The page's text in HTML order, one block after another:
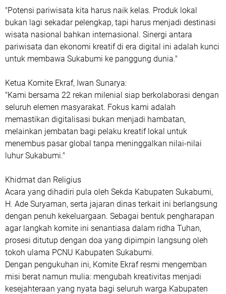
​"Potensi pariwisata kita harus naik kelas. Produk lokal
bukan lagi sekadar pelengkap, tapi harus menjadi destinasi
wisata nasional bahkan internasional. Sinergi antara
pariwisata dan ekonomi kreatif di era digital ini adalah kunci
untuk membawa Sukabumi ke panggung dunia."
​Ketua Komite Ekraf, Iwan Sunarya:
​"Kami bersama 22 rekan milenial siap berkolaborasi dengan
seluruh elemen masyarakat. Fokus kami adalah
memastikan digitalisasi bukan menjadi hambatan,
melainkan jembatan bagi pelaku kreatif lokal untuk
menembus pasar global tanpa meninggalkan nilai-nilai
luhur Sukabumi."
​Khidmat dan Religius
​Acara yang dihadiri pula oleh Sekda Kabupaten Sukabumi,
H. Ade Suryaman, serta jajaran dinas terkait ini berlangsung
dengan penuh kekeluargaan. Sebagai bentuk pengharapan
agar langkah komite ini senantiasa dalam ridha Tuhan,
prosesi ditutup dengan doa yang dipimpin langsung oleh
tokoh ulama PCNU Kabupaten Sukabumi.
​Dengan pengukuhan ini, Komite Ekraf resmi mengemban
misi berat namun mulia: mengubah kreativitas menjadi
kesejahteraan yang nyata bagi seluruh warga Kabupaten